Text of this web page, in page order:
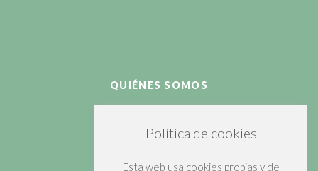
QUIÉNES SOMOS
Política de cookies
Esta web usa cookies propias y de